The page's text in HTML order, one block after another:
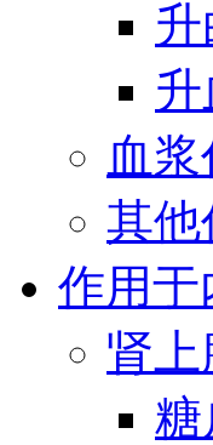
血
其他
作用于
肾
糖